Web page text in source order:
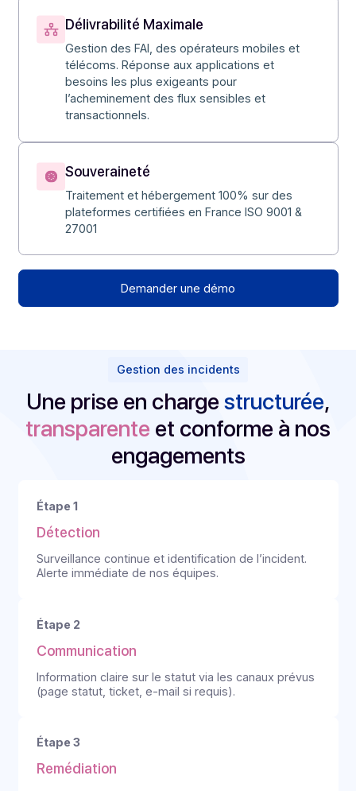
Amélioration continue des process
ISO 27001 : Système de Management de la
Sécurité de l’Information (SMSI)
Sécurité
Chiffrement des flux, confidentialité & sécurité
aux données.
Gestion des FAI, des opérateurs mobiles et
télécoms. Réponse aux applications et
transactionnels.
Souveraineté
Traitement et hébergement 100% sur des
plateformes certifiées en France ISO 9001 &
Demander une démo
Gestion des incidents
Une prise en charge